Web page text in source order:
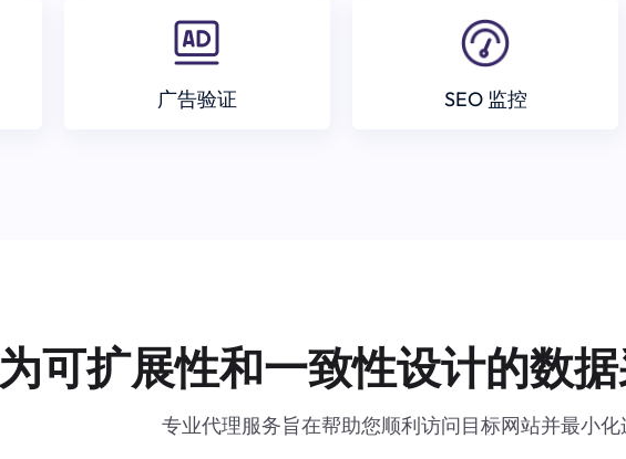
广告验证 SEO 监控
为可扩展性和一致性设计的数
专业代理服务旨在帮助您顺利访问目标网站并最小化